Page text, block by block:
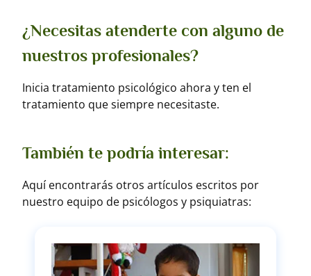
¿Necesitas atenderte con alguno de
nuestros profesionales?
Inicia tratamiento psicológico ahora y ten el
tratamiento que siempre necesitaste.
También te podría interesar:
Aquí encontrarás otros artículos escritos por
nuestro equipo de psicólogos y psiquiatras: